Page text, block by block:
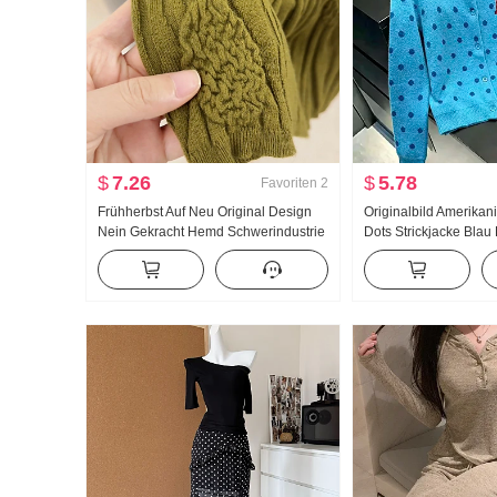
$7.26 Favoriten 2
Frühherbst Auf Neu Original Design
Nein Gekracht Hemd Schwerindustrie
Jacquard Strick Top Damen Herbst
Neu Schlank
$5.78
Originalbild
Dots Strickjacke Blau
Frauen Herbst Neu
Strickpullover Top ins